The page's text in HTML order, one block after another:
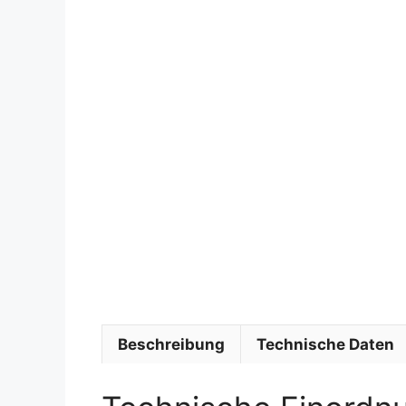
Beschreibung Technische Daten